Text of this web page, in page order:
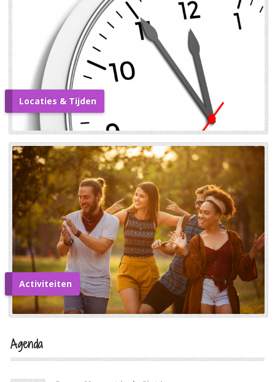
Locaties & Tijden
Activiteiten
Agenda